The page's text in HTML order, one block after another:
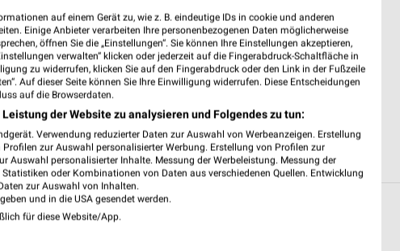
auf einem Gerät zu, wie z. B. eindeutige IDs in cookie und anderen
Einige Anbieter verarbeiten Ihre personenbezogenen Daten möglicherweise
öffnen Sie die „Einstellungen“. Sie können Ihre Einstellungen akzeptieren,
verwalten“ klicken oder jederzeit auf die Fingerabdruck-Schaltfläche in
zu widerrufen, klicken Sie auf den Fingerabdruck oder den Link in der Fußzeile
Auf dieser Seite können Sie Ihre Einwilligung widerrufen. Diese Entscheidungen
auf die Browserdaten.
der Website zu analysieren und Folgendes zu tun:
Verwendung reduzierter Daten zur Auswahl von Werbeanzeigen. Erstellung
zur Auswahl personalisierter Werbung. Erstellung von Profilen zur
Auswahl personalisierter Inhalte. Messung der Werbeleistung. Messung der
oder Kombinationen von Daten aus verschiedenen Quellen. Entwicklung
zur Auswahl von Inhalten.
und in die USA gesendet werden.
für diese Website/App.